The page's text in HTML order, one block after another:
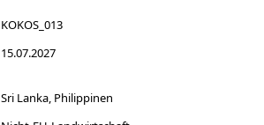
KOKOS_013
15.07.2027
Sri Lanka, Philippinen